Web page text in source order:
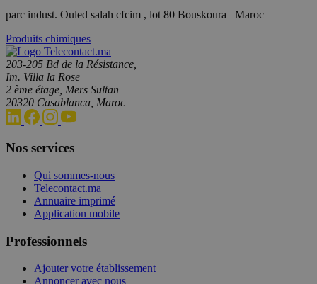
parc indust. Ouled salah cfcim , lot 80 Bouskoura Maroc
Produits chimiques
203-205 Bd de la Résistance,
Im. Villa la Rose
2 ème étage, Mers Sultan
20320 Casablanca, Maroc
Nos services
Qui sommes-nous
Telecontact.ma
Annuaire imprimé
Application mobile
Professionnels
Ajouter votre établissement
Annoncer avec nous